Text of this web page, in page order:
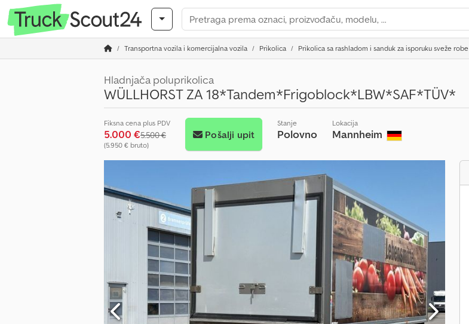
Transportna vozila i komercijalna vozila Prikolica Prikolica sa rashladom i sanduk za isporuku sveže robe
Hladnjača poluprikolica
WÜLLHORST ZA 18*Tandem*Frigoblock*LBW*SAF*TÜV*
Fiksna cena plus PDV
5.000 €5.500 €
(5.950 € bruto)
Pošalji upit
Stanje
Polovno
Lokacija
Mannheim